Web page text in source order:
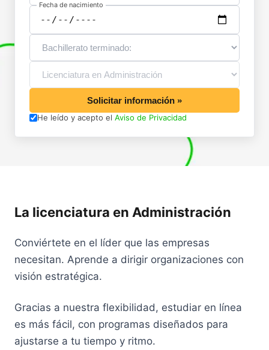
Fecha de nacimiento
Solicitar información »
He leído y acepto el Aviso de Privacidad
La licenciatura en Administración
Conviértete en el líder que las empresas
necesitan. Aprende a dirigir organizaciones con
visión estratégica.
Gracias a nuestra flexibilidad, estudiar en línea
es más fácil, con programas diseñados para
ajustarse a tu tiempo y ritmo.